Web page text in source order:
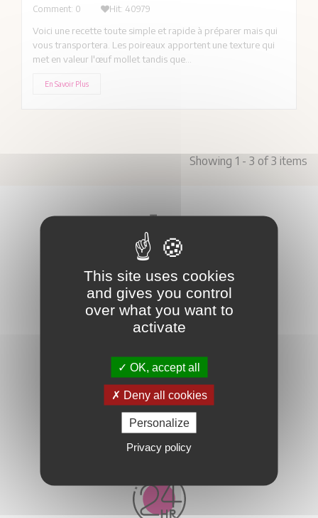
Comment: 0
Hit: 40979
Voici une recette toute simple et rapide à préparer mais qui
vous transportera. Les poireaux apportent une texture qui
met en valeur l'œuf mollet tandis que...
En Savoir Plus
Showing 1 - 3 of 3 items
LIVRAISON RAPIDE
PRODUITS FRANÇAIS
PAIEMENT SÉCURISÉ
This site uses cookies
and gives you control
over what you want to
activate
OK, accept all
Deny all cookies
Personalize
Privacy policy